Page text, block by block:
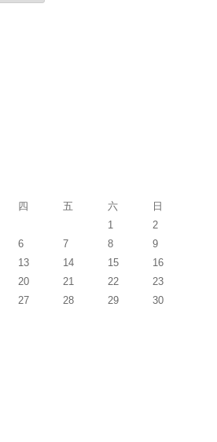
四 五 六
日
1
2
6 7 8
9
13 14 15
16
20 21 22
23
27 28 29
30